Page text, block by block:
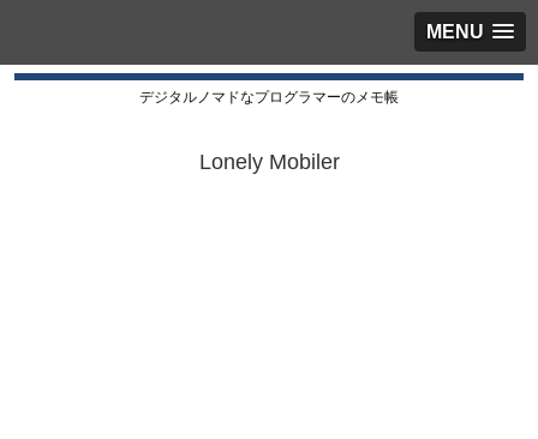
MENU
デジタルノマドなプログラマーのメモ帳
Lonely Mobiler